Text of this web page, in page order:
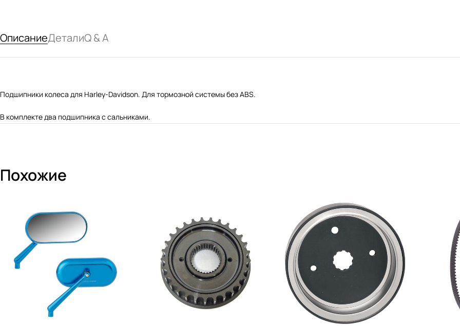
ОписаниеДеталиQ & A
Подшипники колеса для Harley-Davidson. Для тормозной системы без ABS.
В комплекте два подшипника с сальниками.
Похожие